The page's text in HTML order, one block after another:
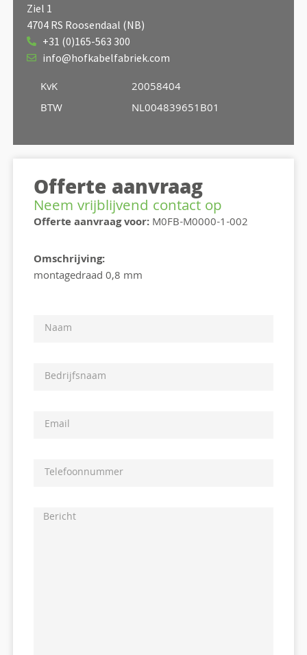
Ziel 1
4704 RS Roosendaal (NB)
+31 (0)165-563 300
info@hofkabelfabriek.com
KvK
BTW
20058404
NL004839651B01
Offerte aanvraag
Neem vrijblijvend contact op
Offerte aanvraag voor:M0FB-M0000-1-002
Omschrijving:
montagedraad 0,8 mm